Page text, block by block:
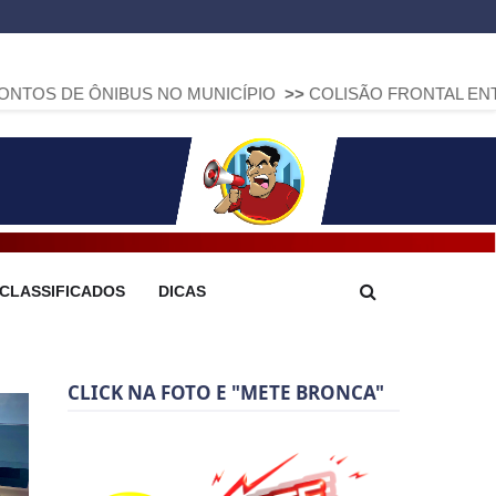
NO MUNICÍPIO >> COLISÃO FRONTAL ENTRE DUAS
CLASSIFICADOS DICAS
CLICK NA FOTO E "METE BRONCA"